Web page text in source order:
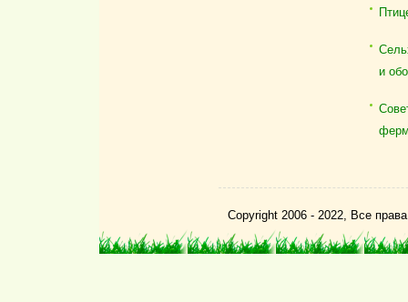
и
Copyright 2006 - 2022, Все